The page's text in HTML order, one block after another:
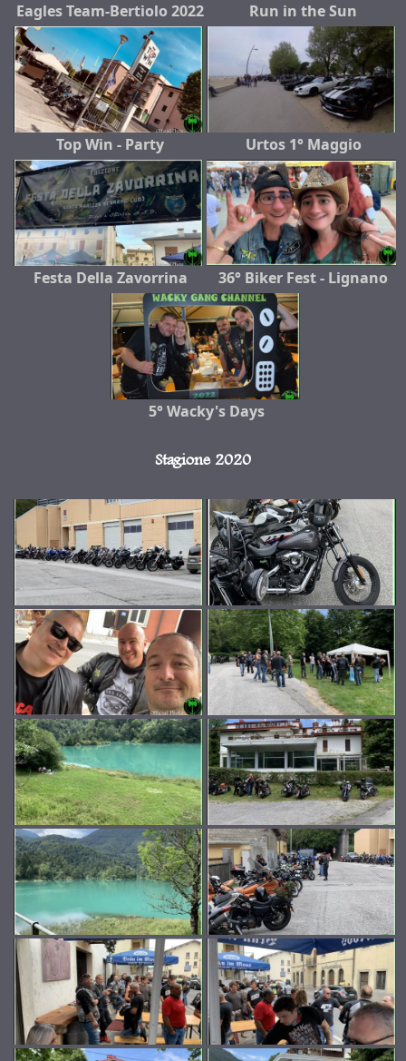
Eagles Team-Bertiolo 2022 Run in the Sun
Top Win - Party Urtos 1° Maggio
Festa Della Zavorrina 36° Biker Fest - Lignano
5° Wacky's Days
Stagione 2020